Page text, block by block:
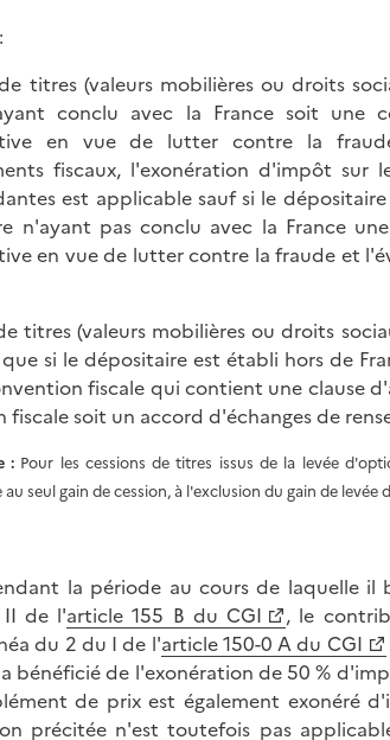
titres (valeurs mobilières ou droits
conclu avec la France soit une
en vue de lutter contre la
fiscaux, l'exonération d'impôt
est applicable sauf si le
n'ayant pas conclu avec la France
en vue de lutter contre la fraude et
titres (valeurs mobilières ou droits
si le dépositaire est établi hors de
fiscale qui contient une clause
fiscale soit un accord d'échanges de
: Pour les cessions de titres issus de la levée
seul gain de cession, à l'exclusion du gain de levée
la période au cours de laquelle
II de l'article 155 B du CGI
, le
du 2 du I de l'article 150-0 A du CGI
bénéficié de l'exonération de 50 %
de prix est également exonéré
précitée n'est toutefois pas